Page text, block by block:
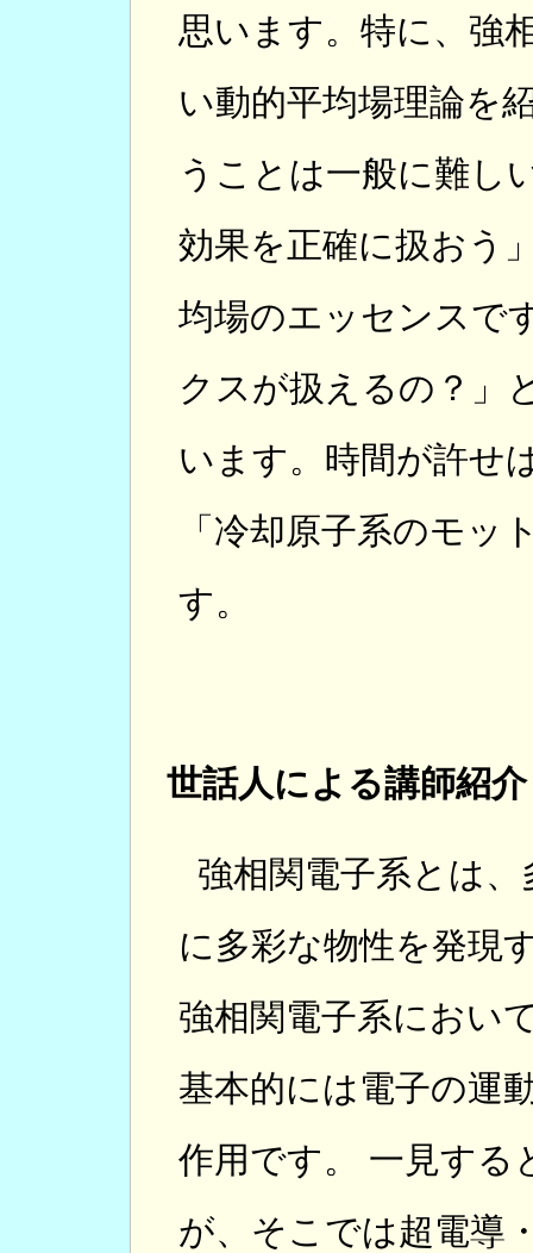
思います。特に、強
い動的平均場理論を
うことは一般に難し
効果を正確に扱おう
均場のエッセンスで
クスが扱えるの？」
います。時間が許せ
「冷却原子系のモッ
す。
世話人による講師紹介
強相関電子系とは
に多彩な物性を発現
強相関電子系におい
基本的には電子の運
作用です。 一見する
が、そこでは超電導